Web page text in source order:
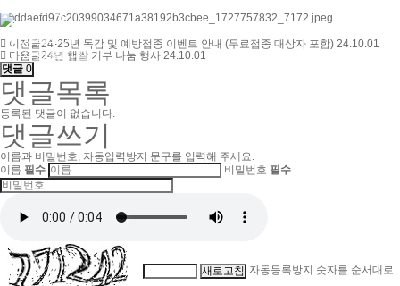
● 의료 협력
● 온라인 상담
● 자필후기
● 사회복지실
이전글24-25년 독감 및 예방접종 이벤트 안내 (무료접종 대상자 포함) 24.10.01
다음글24년 햅쌀 기부 나눔 행사 24.10.01
댓글 0
댓글목록
등록된 댓글이 없습니다.
댓글쓰기
이름과 비밀번호, 자동입력방지 문구를 입력해 주세요.
이름 필수 비밀번호 필수
새로고침 자동등록방지 숫자를 순서대로